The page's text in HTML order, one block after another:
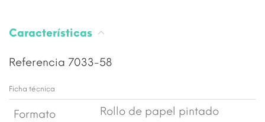
Características
Referencia 7033-58
Ficha técnica
Formato Rollo de papel pintado